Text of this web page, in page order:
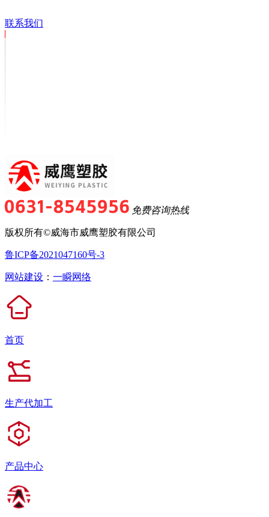
联系我们
免费咨询热线
版权所有©威海市威鹰塑胶有限公司
鲁ICP备2021047160号-3
网站建设 ： 一瞬网络
首页
生产代加工
产品中心